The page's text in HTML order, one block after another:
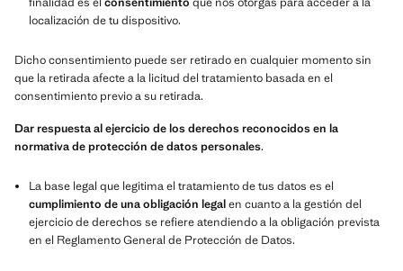
localización de tu dispositivo.
Dicho consentimiento puede ser retirado en cualquier momento sin
que la retirada afecte a la licitud del tratamiento basada en el
consentimiento previo a su retirada.
Dar respuesta al ejercicio de los derechos reconocidos en la
normativa de protección de datos personales.
La base legal que legitima el tratamiento de tus datos es el
cumplimiento de una obligación legalen cuanto a la gestión del
ejercicio de derechos se refiere atendiendo a la obligación prevista
en el Reglamento General de Protección de Datos.